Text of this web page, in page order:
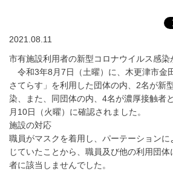
2021.08.11
市有施設利用者の新型コロナウイルス感染
令和3年8月7日（土曜）に、木更津市金
さてらす」を利用した団体の内、2名が新
染、また、同団体の内、4名が濃厚接触者
月10日（火曜）に確認されました。
施設の対応
職員がマスクを着用し、パーテーション
じていたことから、職員及び他の利用団
者に該当しませんでした。